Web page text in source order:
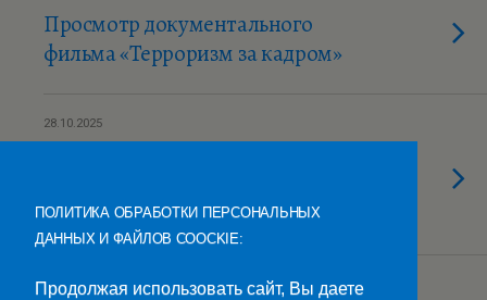
Просмотр документального
фильма «Терроризм за кадром»
28.10.2025
«Август»
27.10.2025
ПОЛИТИКА ОБРАБОТКИ ПЕРСОНАЛЬНЫХ
ДАННЫХ И ФАЙЛОВ COOCKIE:
Продолжая использовать сайт, Вы даете